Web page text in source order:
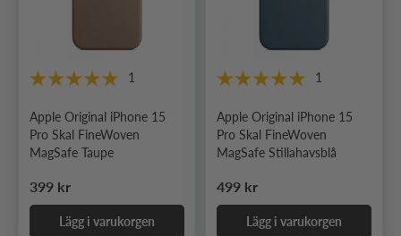
1
Apple Original iPhone 15
Pro Skal FineWoven
MagSafe Taupe
Ordinarie pris
399 kr
Lägg i varukorgen
1
Apple Original iPhone 15
Pro Skal FineWoven
MagSafe Stillahavsblå
Ordinarie pris
499 kr
Lägg i varukorgen